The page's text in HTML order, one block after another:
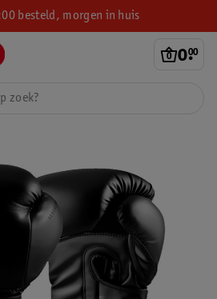
besteld, morgen in huis
0.
00